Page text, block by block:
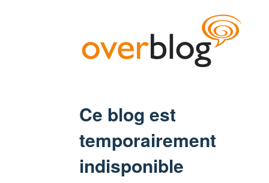
Ce blog est
temporairement
indisponible